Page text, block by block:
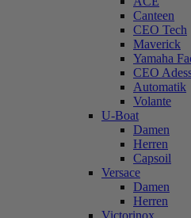
Canteen
CEO Tech
Maverick
Yamaha
CEO
Automatik
Volante
U-Boat
Damen
Herren
Capsoil
Versace
Damen
Herren
Victorinox